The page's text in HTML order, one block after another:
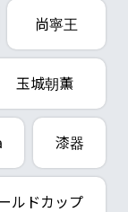
尚寧王
玉城朝薫
漆器
ルドカップ